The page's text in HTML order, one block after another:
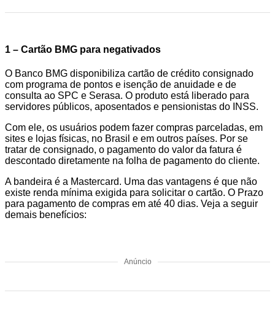
1 – Cartão BMG para negativados
O Banco BMG disponibiliza cartão de crédito consignado
com programa de pontos e isenção de anuidade e de
consulta ao SPC e Serasa. O produto está liberado para
servidores públicos, aposentados e pensionistas do INSS.
Com ele, os usuários podem fazer compras parceladas, em
sites e lojas físicas, no Brasil e em outros países. Por se
tratar de consignado, o pagamento do valor da fatura é
descontado diretamente na folha de pagamento do cliente.
A bandeira é a Mastercard. Uma das vantagens é que não
existe renda mínima exigida para solicitar o cartão. O Prazo
para pagamento de compras em até 40 dias. Veja a seguir
demais benefícios:
Anúncio